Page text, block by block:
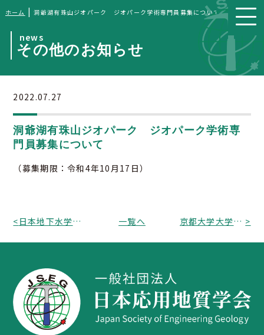
ホーム |洞爺湖有珠山ジオパーク ジオパーク学術専門員募集について
news
その他のお知らせ
2022.07.27
洞爺湖有珠山ジオパーク ジオパーク学術専
門員募集について
（募集期限：令和4年10月17日）
< 日本地下水学会からシンポジウム「トンネルと地下水」のお知らせ 一覧へ 京都大学大学院工学研究科社会基盤工学専攻（資源工学講座計測評価分野）教授募集のお知らせ >